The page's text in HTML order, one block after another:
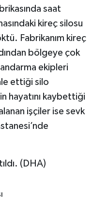
saat
kireç silosu
Fabrikanım kireç
bölgeye çok
ekipleri
ettiği silo
hayatını kaybettiği
işçiler ise sevk
(DHA)